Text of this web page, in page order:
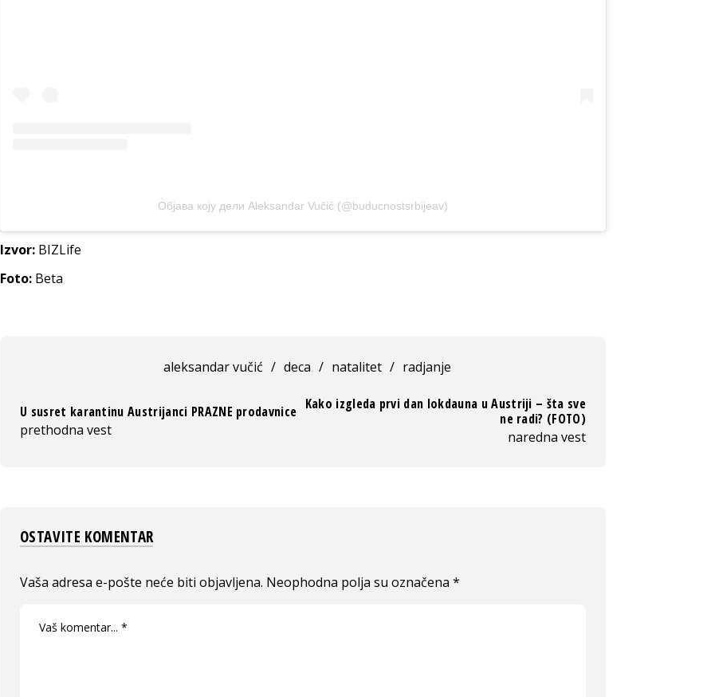
Објава коју дели Aleksandar Vučić (@buducnostsrbijeav)
Izvor: BIZLife
Foto: Beta
aleksandar vučić / deca / natalitet / radjanje
U susret karantinu Austrijanci PRAZNE prodavnice
prethodna vest
Kako izgleda prvi dan lokdauna u Austriji – šta sve
ne radi? (FOTO)
naredna vest
OSTAVITE KOMENTAR
Vaša adresa e-pošte neće biti objavljena. Neophodna polja su označena *